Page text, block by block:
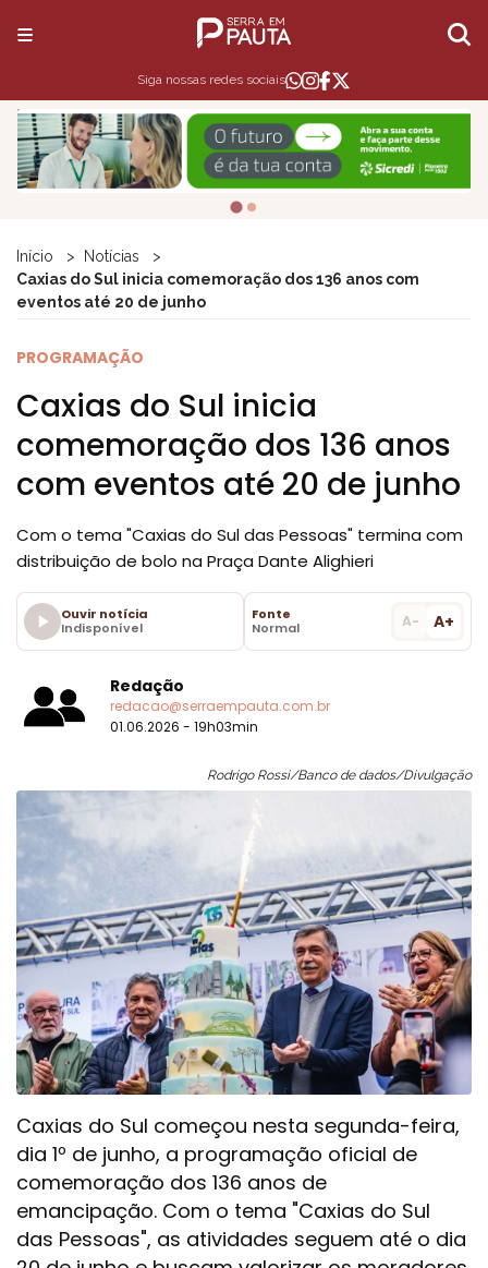
Siga nossas redes sociais
Início
Notícias
Caxias do Sul inicia comemoração dos 136 anos com
eventos até 20 de junho
PROGRAMAÇÃO
Caxias do Sul inicia
comemoração dos 136 anos
com eventos até 20 de junho
Com o tema "Caxias do Sul das Pessoas" termina com
distribuição de bolo na Praça Dante Alighieri
Ouvir notícia
Indisponível
Fonte
Normal
A- A+
Redação
redacao@serraempauta.com.br
01.06.2026 - 19h03min
Rodrigo Rossi/Banco de dados/Divulgação
Caxias do Sul começou nesta segunda-feira,
dia 1º de junho, a programação oficial de
comemoração dos 136 anos de
emancipação. Com o tema "Caxias do Sul
das Pessoas", as atividades seguem até o dia